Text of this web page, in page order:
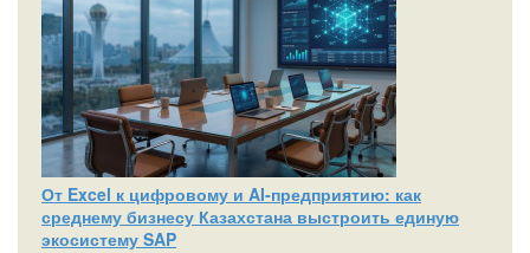
От Excel к цифровому и AI‑предприятию: как
среднему бизнесу Казахстана выстроить единую
экосистему SAP